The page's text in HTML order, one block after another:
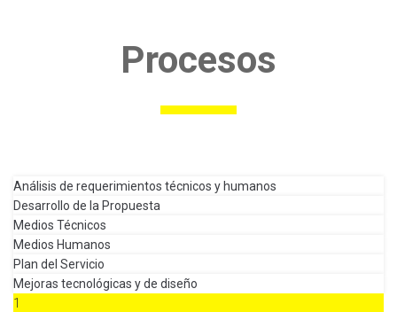
Procesos
Análisis de requerimientos técnicos y humanos
Desarrollo de la Propuesta
Medios Técnicos
Medios Humanos
Plan del Servicio
Mejoras tecnológicas y de diseño
1